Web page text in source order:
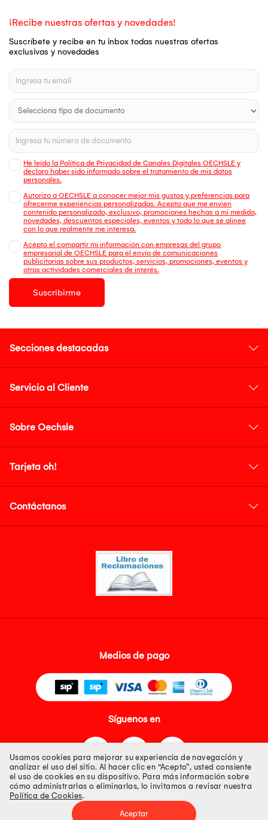
¡Recibe nuestras ofertas y novedades!
Suscríbete y recibe en tu inbox todas nuestras ofertas
exclusivas y novedades
He leído la Política de Privacidad de Canales Digitales OECHSLE y
declaro haber sido informado sobre el tratamiento de mis datos
personales.
Autorizo a OECHSLE a conocer mejor mis gustos y preferencias para
ofrecerme experiencias personalizadas. Acepto que me envien
contenido personalizado, exclusivo, promociones hechas a mi medida,
novedades, descuentos especiales, eventos y todo lo que se alinee
con lo que realmente me interesa.
Acepto el compartir mi información con empresas del grupo
empresarial de OECHSLE para el envío de comunicaciones
publicitarias sobre sus productos, servicios, promociones, eventos y
otras actividades comerciales de interés.
Suscribirme
Secciones destacadas
Servicio al Cliente
Sobre Oechsle
Tarjeta oh!
Contáctanos
Medios de pago
Síguenos en
Tienda 100% Segura
Usamos cookies para mejorar su experiencia de navegación y
analizar el uso del sitio. Al hacer clic en “Acepto”, usted consiente
el uso de cookies en su dispositivo. Para más información sobre
cómo administrarlas o eliminarlas, lo invitamos a revisar nuestra
Política de Cookies.
Aceptar